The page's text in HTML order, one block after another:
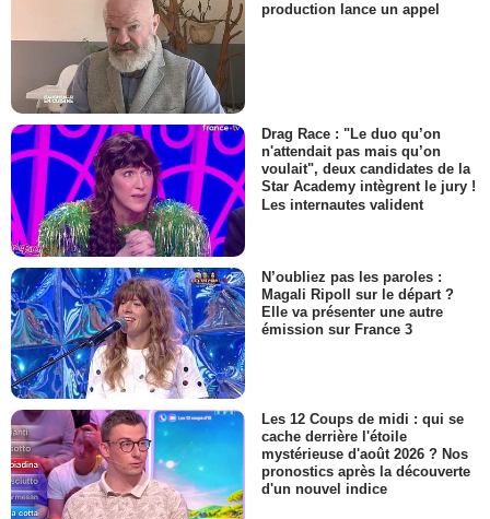
production lance un appel
Drag Race : "Le duo qu’on
n'attendait pas mais qu’on
voulait", deux candidates de la
Star Academy intègrent le jury !
Les internautes valident
N’oubliez pas les paroles :
Magali Ripoll sur le départ ?
Elle va présenter une autre
émission sur France 3
Les 12 Coups de midi : qui se
cache derrière l'étoile
mystérieuse d'août 2026 ? Nos
pronostics après la découverte
d'un nouvel indice